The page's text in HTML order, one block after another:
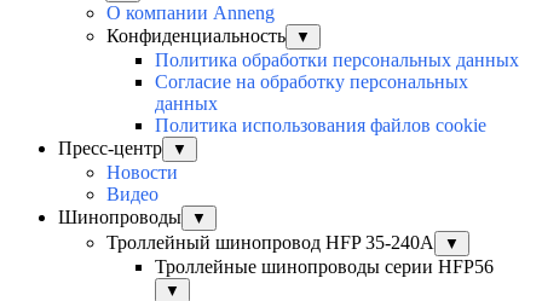
О компании Anneng
Конфиденциальность
▼
Политика обработки персональных данных
Согласие на обработку персональных
данных
Политика использования файлов cookie
Пресс-центр
▼
Новости
Видео
Шинопроводы
▼
Троллейный шинопровод HFP 35-240А ▼
Троллейные шинопроводы серии HFP56
▼